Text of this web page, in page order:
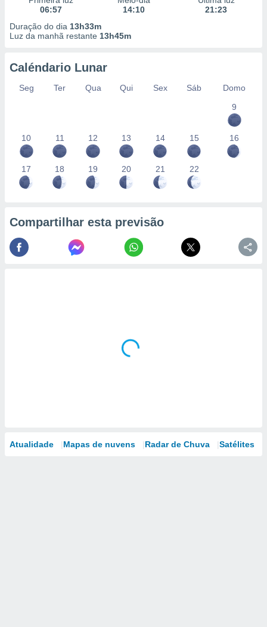
06:57
14:10
21:23
Duração do dia 13h33m
Luz da manhã restante 13h45m
Caléndario Lunar
Seg Ter Qua Qui Sex Sáb
Domo
9
10 11 12 13 14 15 16
17 18 19 20 21 22
Compartilhar esta previsão
Atualidade Mapas de nuvens Radar de Chuva Satélites